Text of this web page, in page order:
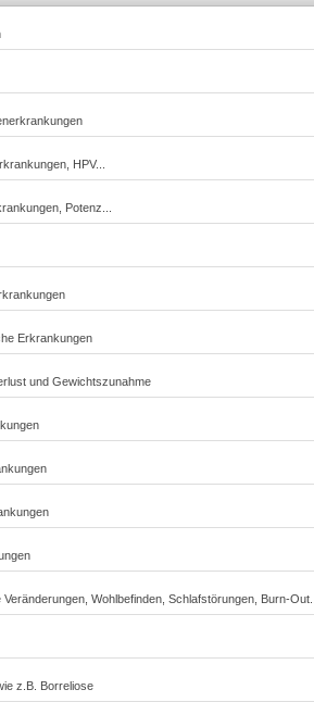
HPV...
Potenz...
Erkrankungen
und Gewichtszunahme
Wohlbefinden, Schlafstörungen, Burn-Out...
z.B. Borreliose